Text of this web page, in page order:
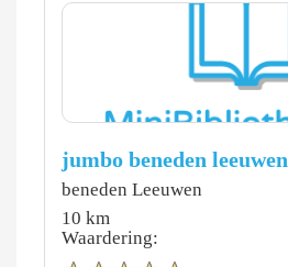
jumbo beneden leeuwen
beneden Leeuwen
10 km
Waardering: